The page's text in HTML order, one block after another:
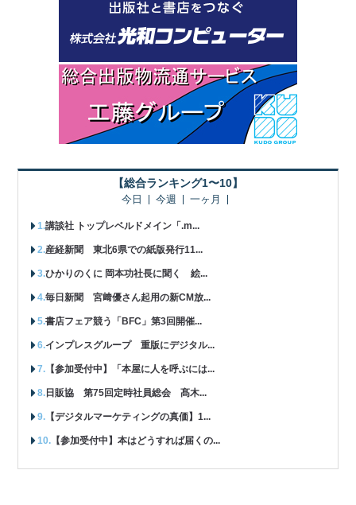
【総合ランキング1〜10】
今日 今週 一ヶ月
講談社 トップレベルドメイン「.m...
産経新聞 東北6県での紙版発行11...
ひかりのくに 岡本功社長に聞く 絵...
毎日新聞 宮﨑優さん起用の新CM放...
書店フェア競う「BFC」第3回開催...
インプレスグループ 重版にデジタル...
【参加受付中】「本屋に人を呼ぶには...
日販協 第75回定時社員総会 髙木...
【デジタルマーケティングの真価】1...
【参加受付中】本はどうすれば届くの...